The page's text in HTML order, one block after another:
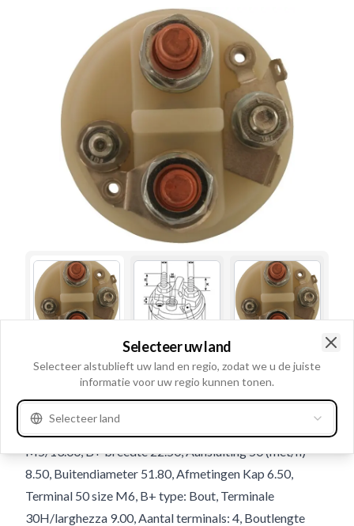
Gebruiksnummer236240
Details en beschrijving
Bout wikkeling aansluiting diamter M8, Terminal 30h
M5/13.00, B+ breedte 22.50, Aansluiting 50 (met/h)
8.50, Buitendiameter 51.80, Afmetingen Kap 6.50,
Terminal 50 size M6, B+ type: Bout, Terminale
30H/larghezza 9.00, Aantal terminals: 4, Boutlengte
Selecteer uw land
Selecteer alstublieft uw land en regio, zodat we u de juiste
informatie voor uw regio kunnen tonen.
Selecteer land